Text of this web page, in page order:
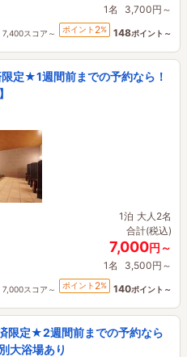
1名 3,700円～
7,400スコア～ ポイント 2% 148ポイント～
定★1週間前までの予約なら！
1泊 大人2名
合計(税込)
7,000円～
1名 3,500円～
7,000スコア～ ポイント 2% 140ポイント～
限定★2週間前までの予約なら
大浴場あり